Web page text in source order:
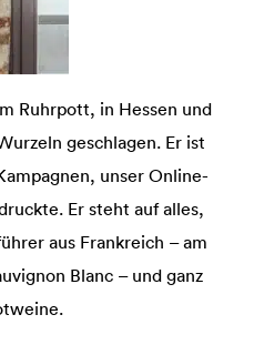
Ruhrpott, in Hessen und
geschlagen. Er ist
unser Online-
Er steht auf alles,
aus Frankreich – am
Blanc – und ganz